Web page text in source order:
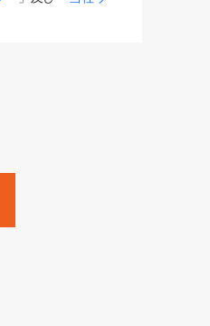
のサービスを含
」「HRzine」